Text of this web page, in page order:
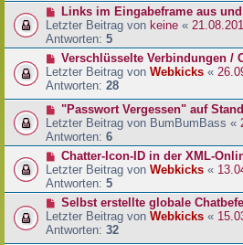
Links im Eingabeframe aus
Letzter Beitrag von keine «
Antworten: 5
Verschlüsselte Verbindungen /
Letzter Beitrag von Webkicks «
Antworten: 28
"Passwort Vergessen" auf
Letzter Beitrag von BumBumBass «
Antworten: 6
Chatter-Icon-ID in der XML-
Letzter Beitrag von Webkicks «
Antworten: 5
Selbst erstellte globale
Letzter Beitrag von Webkicks «
Antworten: 32